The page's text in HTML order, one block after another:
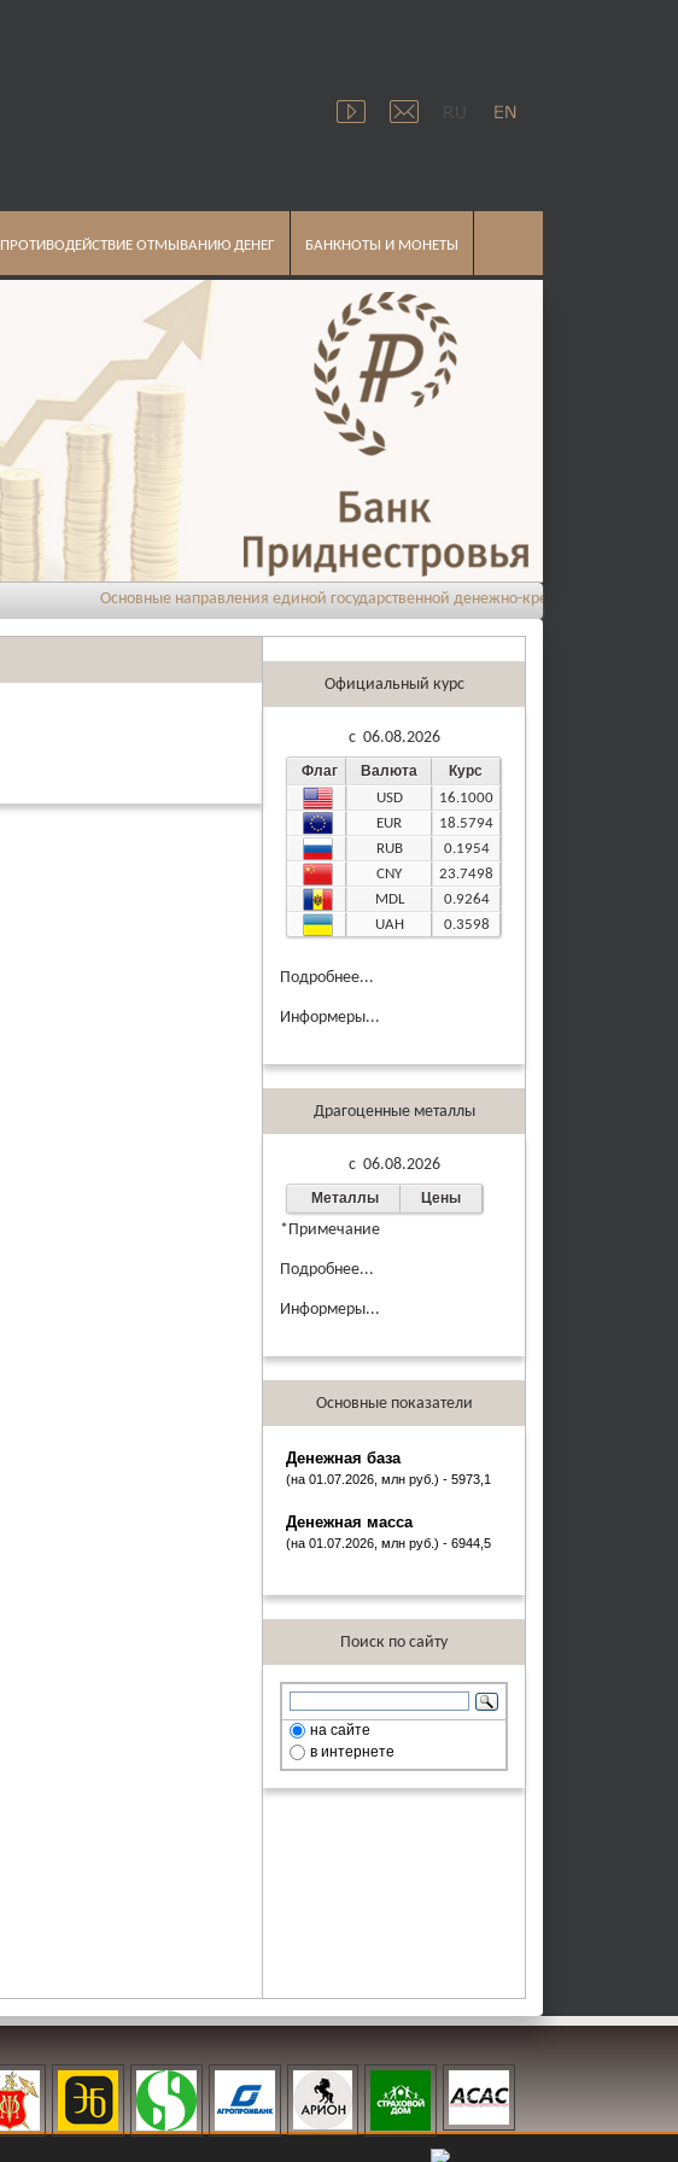
ПРОТИВОДЕЙСТВИЕ ОТМЫВАНИЮ ДЕНЕГ БАНКНОТЫ И МОНЕТЫ
Основные направления единой государственной денежно-кредитной политики на
Официальный курс
c 06.08.2026
Флаг Валюта Курс
USD
16.1000
EUR
18.5794
RUB
0.1954
CNY
23.7498
MDL
0.9264
UAH
0.3598
Подробнее...
Информеры...
Драгоценные металлы
c 06.08.2026
Металлы Цены
*Примечание
Подробнее...
Информеры...
Основные показатели
Денежная база
(на 01.07.2026, млн руб.) - 5973,1
Денежная масса
(на 01.07.2026, млн руб.) - 6944,5
Поиск по сайту
на сайте
в интернете